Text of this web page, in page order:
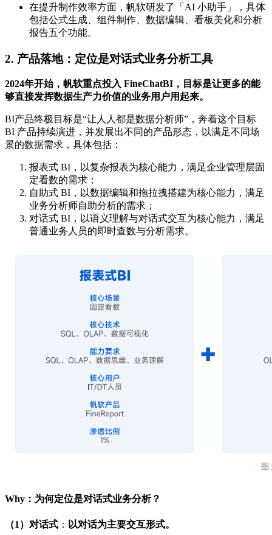
在提升制作效率方面，帆软研发了「AI 小助手」，具体
包括公式生成、组件制作、数据编辑、看板美化和分析
报告五个功能。
2. 产品落地：定位是对话式业务分析工具
2024年开始，帆软重点投入 FineChatBI，目标是让更多的能
够直接发挥数据生产力价值的业务用户用起来。
BI产品终极目标是“让人人都是数据分析师”，奔着这个目标
BI 产品持续演进，并发展出不同的产品形态，以满足不同场
景的数据需求，具体包括：
报表式 BI，以复杂报表为核心能力，满足企业管理层固
定看数的需求；
自助式 BI，以数据编辑和拖拉拽搭建为核心能力，满足
业务分析师自助分析的需求；
对话式 BI，以语义理解与对话式交互为核心能力，满足
普通业务人员的即时查数与分析需求。
Why：为何定位是对话式业务分析？
（1）对话式 ： 以对话为主要交互形式。